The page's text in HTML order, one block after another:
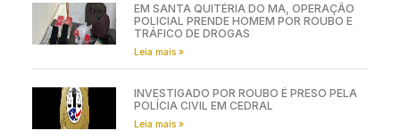
EM SANTA QUITÉRIA DO MA, OPERAÇÃO
POLICIAL PRENDE HOMEM POR ROUBO E
TRÁFICO DE DROGAS
Leia mais »
INVESTIGADO POR ROUBO É PRESO PELA
POLÍCIA CIVIL EM CEDRAL
Leia mais »